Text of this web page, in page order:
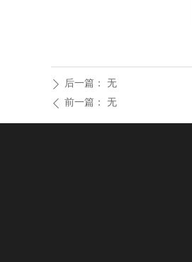
ꄴ 前一篇： 无
ꄲ 后一篇： 无